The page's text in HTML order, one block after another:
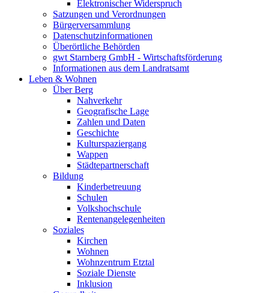
Elektronischer Widerspruch
Satzungen und Verordnungen
Bürgerversammlung
Datenschutzinformationen
Überörtliche Behörden
gwt Starnberg GmbH - Wirtschaftsförderung
Informationen aus dem Landratsamt
Leben & Wohnen
Über Berg
Nahverkehr
Geografische Lage
Zahlen und Daten
Geschichte
Kulturspaziergang
Wappen
Städtepartnerschaft
Bildung
Kinderbetreuung
Schulen
Volkshochschule
Rentenangelegenheiten
Soziales
Kirchen
Wohnen
Wohnzentrum Etztal
Soziale Dienste
Inklusion